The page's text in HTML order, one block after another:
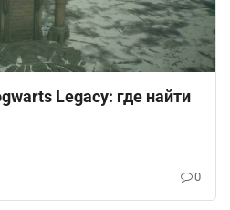
Legacy: где найти
0